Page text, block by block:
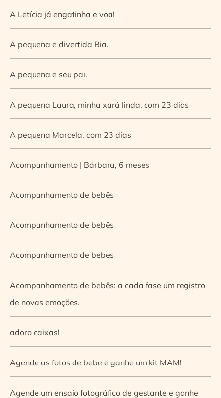
A Letícia já engatinha e voa!
A pequena e divertida Bia.
A pequena e seu pai.
A pequena Laura, minha xará linda, com 23 dias
A pequena Marcela, com 23 dias
Acompanhamento | Bárbara, 6 meses
Acompanhamento de bebês
Acompanhamento de bebês
Acompanhamento de bebes
Acompanhamento de bebês: a cada fase um registro
de novas emoções.
adoro caixas!
Agende as fotos de bebe e ganhe um kit MAM!
Agende um ensaio fotográfico de gestante e ganhe